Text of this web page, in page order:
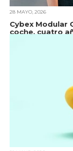
28 MAYO, 2026
Cybex Modular
coche, cuatro